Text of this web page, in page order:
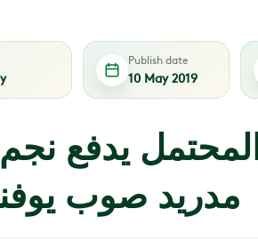
Publish date
10 May 2019
المحتمل يدفع
مدريد صوب